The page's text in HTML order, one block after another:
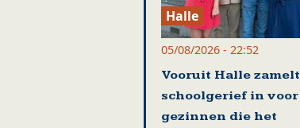
Halle
05/08/2026 - 22:52
Vooruit Halle zamelt
schoolgerief in voor
gezinnen die het